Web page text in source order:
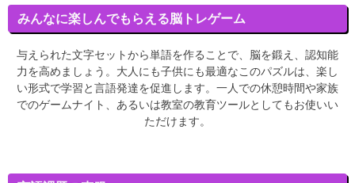
みんなに楽しんでもらえる脳トレゲーム
与えられた文字セットから単語を作ることで、脳を鍛え、認知能
力を高めましょう。大人にも子供にも最適なこのパズルは、楽し
い形式で学習と言語発達を促進します。一人での休憩時間や家族
でのゲームナイト、あるいは教室の教育ツールとしてもお使いい
ただけます。